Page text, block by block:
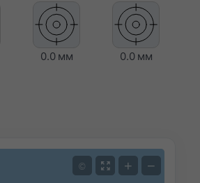
0.0 мм 0.0 мм
© + −